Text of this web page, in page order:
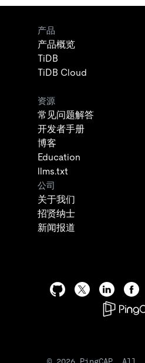
产品
产品概览
TiDB
TiDB Cloud
资源
常见问题解答
开发者手册
博客
Education
llms.txt
公司
关于我们
招贤纳士
新闻报道